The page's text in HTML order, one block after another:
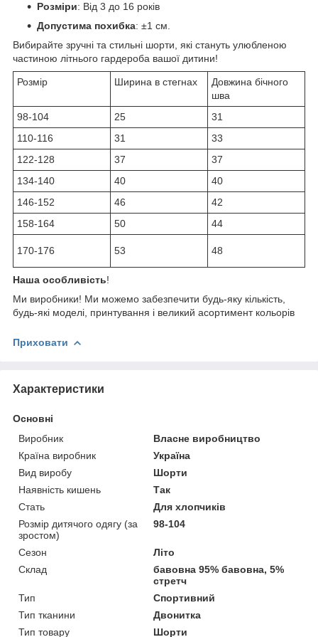
Розміри: Від 3 до 16 років
Допустима похибка: ±1 см.
Вибирайте зручні та стильні шорти, які стануть улюбленою
частиною літнього гардероба вашої дитини!
Розмір Ширина в стегнах
Довжина бічного
шва
98-104
25
31
110-116
31
33
122-128
37
37
134-140
40
40
146-152
46
42
158-164
50 44
170-176 53 48
Наша особливість!
Ми виробники! Ми можемо забезпечити будь-яку кількість,
будь-які моделі, принтування і великий асортимент кольорів
Приховати
Характеристики
Основні
Виробник
Власне виробництво
Країна виробник
Україна
Вид виробу
Шорти
Наявність кишень
Так
Стать
Для хлопчиків
Розмір дитячого одягу (за
зростом)
98-104
Сезон
Літо
Склад
бавовна 95% бавовна, 5%
стретч
Тип
Спортивний
Тип тканини
Двонитка
Тип товару
Шорти